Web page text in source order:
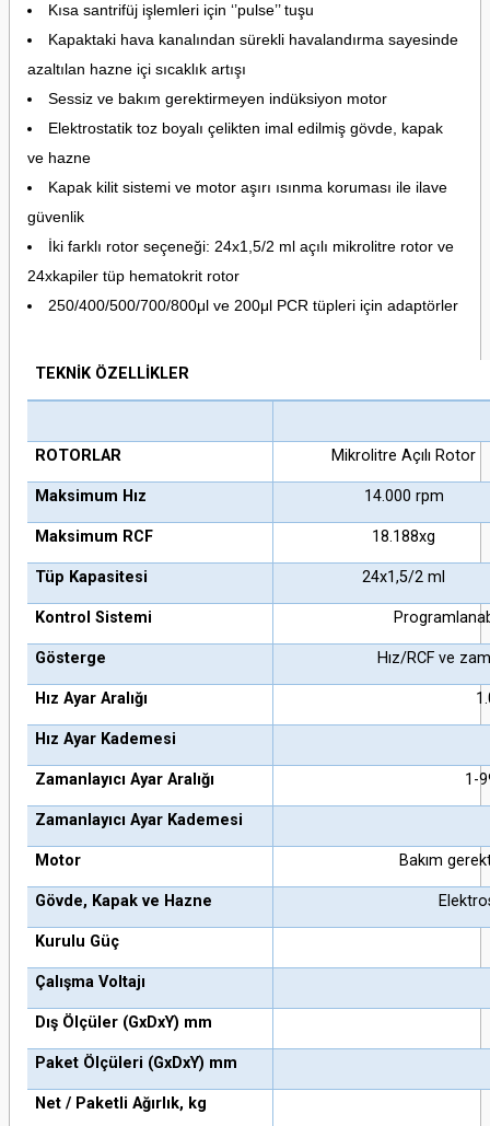
Kısa santrifüj işlemleri için ‘’pulse’’ tuşu
Kapaktaki hava kanalından sürekli havalandırma sayesinde
azaltılan hazne içi sıcaklık artışı
Sessiz ve bakım gerektirmeyen indüksiyon motor
Elektrostatik toz boyalı çelikten imal edilmiş gövde, kapak
ve hazne
Kapak kilit sistemi ve motor aşırı ısınma koruması ile ilave
güvenlik
İki farklı rotor seçeneği: 24x1,5/2 ml açılı mikrolitre rotor ve
24xkapiler tüp hematokrit rotor
250/400/500/700/800μl ve 200μl PCR tüpleri için adaptörler
TEKNİK ÖZELLİKLER
ROTORLAR Mikrolitre Açılı Rotor
Maksimum Hız 14.000 rpm
Maksimum RCF 18.188xg
Tüp Kapasitesi 24x1,5/2 ml
Kontrol Sistemi
Gösterge Hız/RCF ve
Hız Ayar Aralığı
Hız Ayar Kademesi
Zamanlayıcı Ayar Aralığı 1-
Zamanlayıcı Ayar Kademesi
Motor Bakım
Gövde, Kapak ve Hazne
Kurulu Güç
Çalışma Voltajı
Dış Ölçüler (GxDxY) mm
Paket Ölçüleri (GxDxY) mm
Net / Paketli Ağırlık, kg